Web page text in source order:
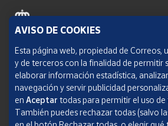
Política de cookies
Aviso legal
Condiciones del servicio
Política de Privacidad Web
AVISO DE COOKIES
Esta página web, propiedad de Correos,
y de terceros con la finalidad de permitir
elaborar información estadística,
navegación y servir publicidad
en Aceptar todas para permitir el uso de
También puedes rechazar todas (salvo